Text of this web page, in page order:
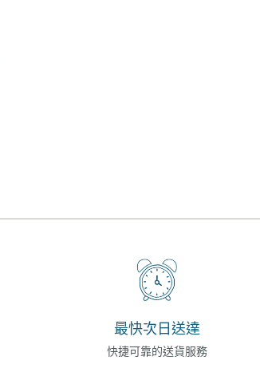
最快次日送達
快捷可靠的送貨服務